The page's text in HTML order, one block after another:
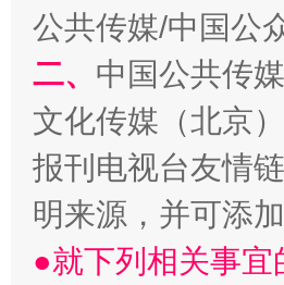
受贿1.44亿！段成刚被判无期
公共传媒/中国公
二、 中国公共传
文化传媒（北京
报刊电视台友情
明来源，并可添
●就下列相关事